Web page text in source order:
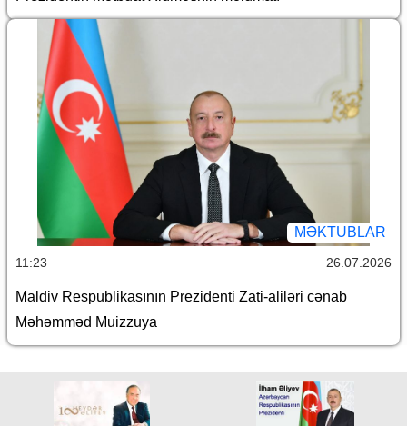
MƏKTUBLAR
11:23 26.07.2026
Maldiv Respublikasının Prezidenti Zati-aliləri cənab
Məhəmməd Muizzuya